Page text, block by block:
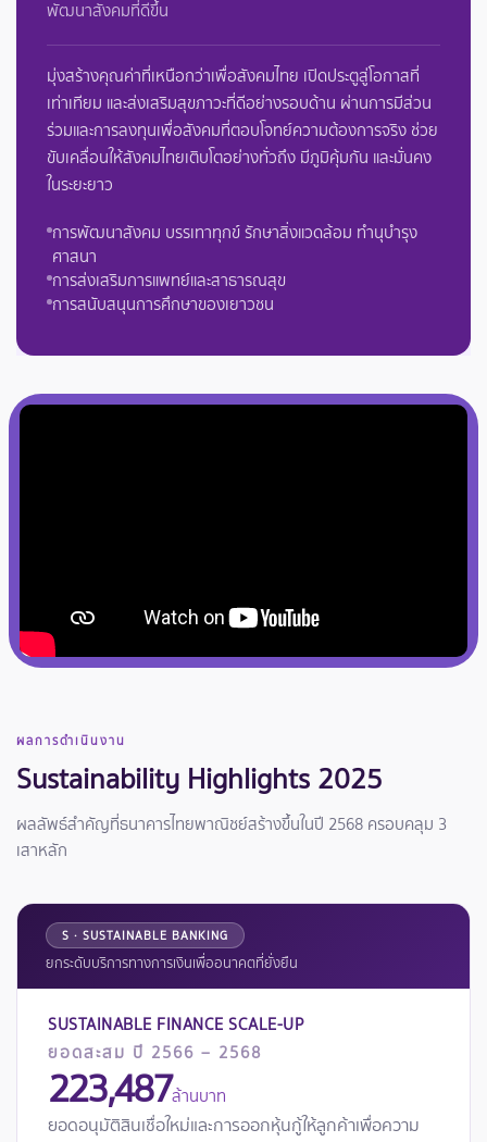
พัฒนาสังคมที่ดีขึ้น
มุ่งสร้างคุณค่าที่เหนือกว่าเพื่อสังคมไทย เปิดประตูสู่โอกาสที่
เท่าเทียม และส่งเสริมสุขภาวะที่ดีอย่างรอบด้าน ผ่านการมีส่วน
ร่วมและการลงทุนเพื่อสังคมที่ตอบโจทย์ความต้องการจริง ช่วย
ขับเคลื่อนให้สังคมไทยเติบโตอย่างทั่วถึง มีภูมิคุ้มกัน และมั่นคง
ในระยะยาว
การพัฒนาสังคม บรรเทาทุกข์ รักษาสิ่งแวดล้อม ทำนุบำรุง
ศาสนา
การส่งเสริมการแพทย์และสาธารณสุข
การสนับสนุนการศึกษาของเยาวชน
ผลการดำเนินงาน
Sustainability Highlights 2025
ผลลัพธ์สำคัญที่ธนาคารไทยพาณิชย์สร้างขึ้นในปี 2568 ครอบคลุม 3
เสาหลัก
S · SUSTAINABLE BANKING
ยกระดับบริการทางการเงินเพื่ออนาคตที่ยั่งยืน
SUSTAINABLE FINANCE SCALE-UP
ยอดสะสม ปี 2566 – 2568
223,487ล้านบาท
ยอดอนุมัติสินเชื่อใหม่และการออกหุ้นกู้ให้ลูกค้าเพื่อความ